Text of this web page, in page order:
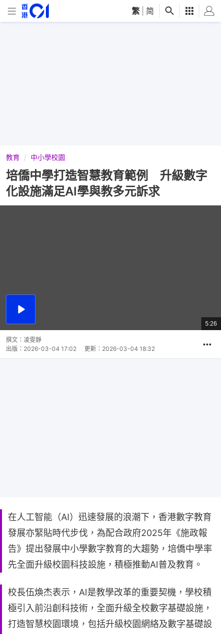
繁 简
教育 中小學校園
培僑中學打造智慧教育範例 升級數字
化設施滿足AI學與教多元訴求
播
總
共
5:26
撰文： 凌雯靜
出版： 2026-03-04 17:02 更新： 2026-03-04 18:32
在人工智能（AI）迅速發展的浪潮下，香港數字教育
發展亦緊貼時代步伐，為配合政府2025年《施政報
告》提出發展中小學數字教育的大趨勢，培僑中學率
先全面升級校園科技設施，積極推動AI普及教育。
校長伍煥杰表示，AI是教學改革的重要契機，學校積
極引入前沿創科技術，全面升級全校數字基礎設施，
打造智慧校園環境，包括升級校園網絡及數字基礎設